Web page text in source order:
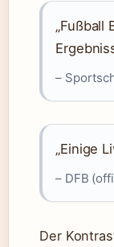
„Fußball
–
„Einige
– DFB
Der